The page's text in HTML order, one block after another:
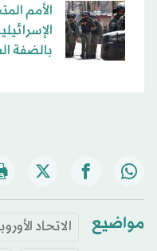
الأمم
بالضفة
مواضيع الاتحاد